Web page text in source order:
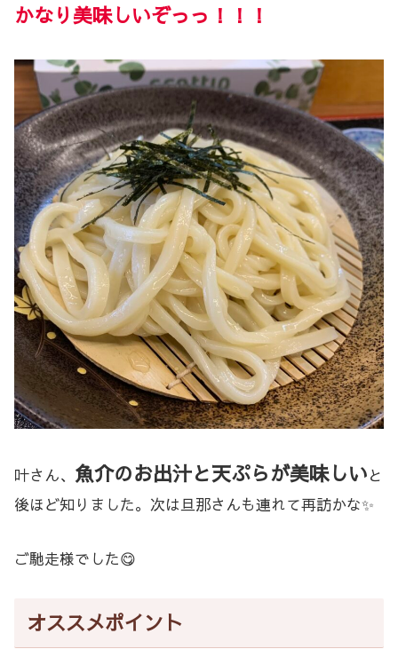
かなり美味しいぞっっ！！！
叶さん、 魚介のお出汁と天ぷらが美味しいと
後ほど知りました。次は旦那さんも連れて再訪かな✨
ご馳走様でした😋
オススメポイント